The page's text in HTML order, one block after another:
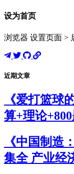
设为首页
浏览器 设置页面 >
近期文章
《爱打篮球
算+理论
《中国制造
集全 产业经